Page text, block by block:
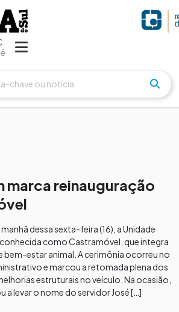
marca reinauguração
dessa sexta-feira (16), a Unidade
como Castramóvel, que integra
bem-estar animal. A cerimônia ocorreu no
e marcou a retomada plena dos
estruturais no veículo. Na ocasião,
a levar o nome do servidor José […]